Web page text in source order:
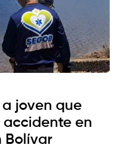
joven que
en
Bolívar